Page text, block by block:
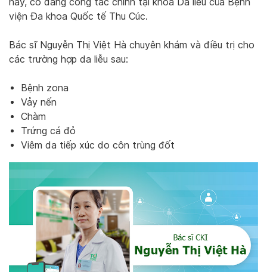
viện Đa khoa Quốc tế Thu Cúc.
Bác sĩ Nguyễn Thị Việt Hà chuyên khám và điều trị cho
các trường hợp da liễu sau:
Bệnh zona
Vảy nến
Chàm
Trứng cá đỏ
Viêm da tiếp xúc do côn trùng đốt